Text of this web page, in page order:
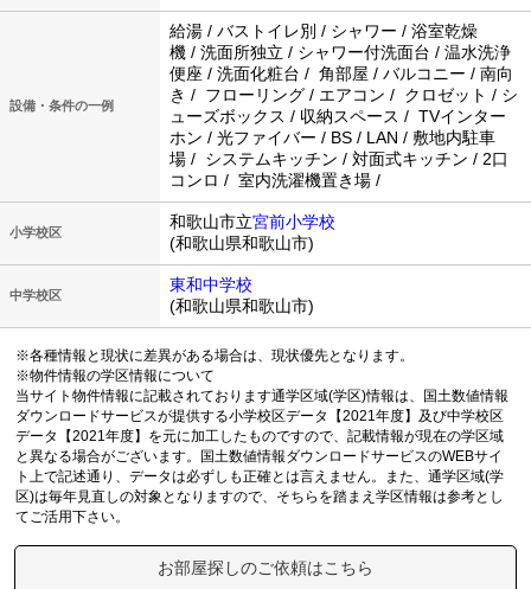
設備・条件の一例
給湯 / バストイレ別 / シャワー / 浴室乾燥
機 / 洗面所独立 / シャワー付洗面台 / 温水洗浄
便座 / 洗面化粧台 / 角部屋 / バルコニー / 南向
き / フローリング / エアコン / クロゼット / シ
ューズボックス / 収納スペース / TVインター
ホン / 光ファイバー / BS / LAN / 敷地内駐車
場 / システムキッチン / 対面式キッチン / 2口
コンロ / 室内洗濯機置き場 /
小学校区
和歌山市立宮前小学校
(和歌山県和歌山市)
中学校区
東和中学校
(和歌山県和歌山市)
※各種情報と現状に差異がある場合は、現状優先となります。
※物件情報の学区情報について
当サイト物件情報に記載されております通学区域(学区)情報は、国土数値情報
ダウンロードサービスが提供する小学校区データ【2021年度】及び中学校区
データ【2021年度】を元に加工したものですので、記載情報が現在の学区域
と異なる場合がございます。国土数値情報ダウンロードサービスのWEBサイ
ト上で記述通り、データは必ずしも正確とは言えません。また、通学区域(学
区)は毎年見直しの対象となりますので、そちらを踏まえ学区情報は参考とし
てご活用下さい。
お部屋探しのご依頼はこちら